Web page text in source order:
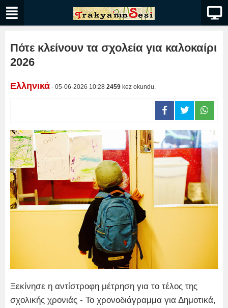
Πότε κλείνουν τα σχολεία για καλοκαίρι
2026
Ελληνικά - 05-06-2026 10:28 2459 kez okundu.
Ξεκίνησε η αντίστροφη μέτρηση για το τέλος της
σχολικής χρονιάς - Το χρονοδιάγραμμα για Δημοτικά,